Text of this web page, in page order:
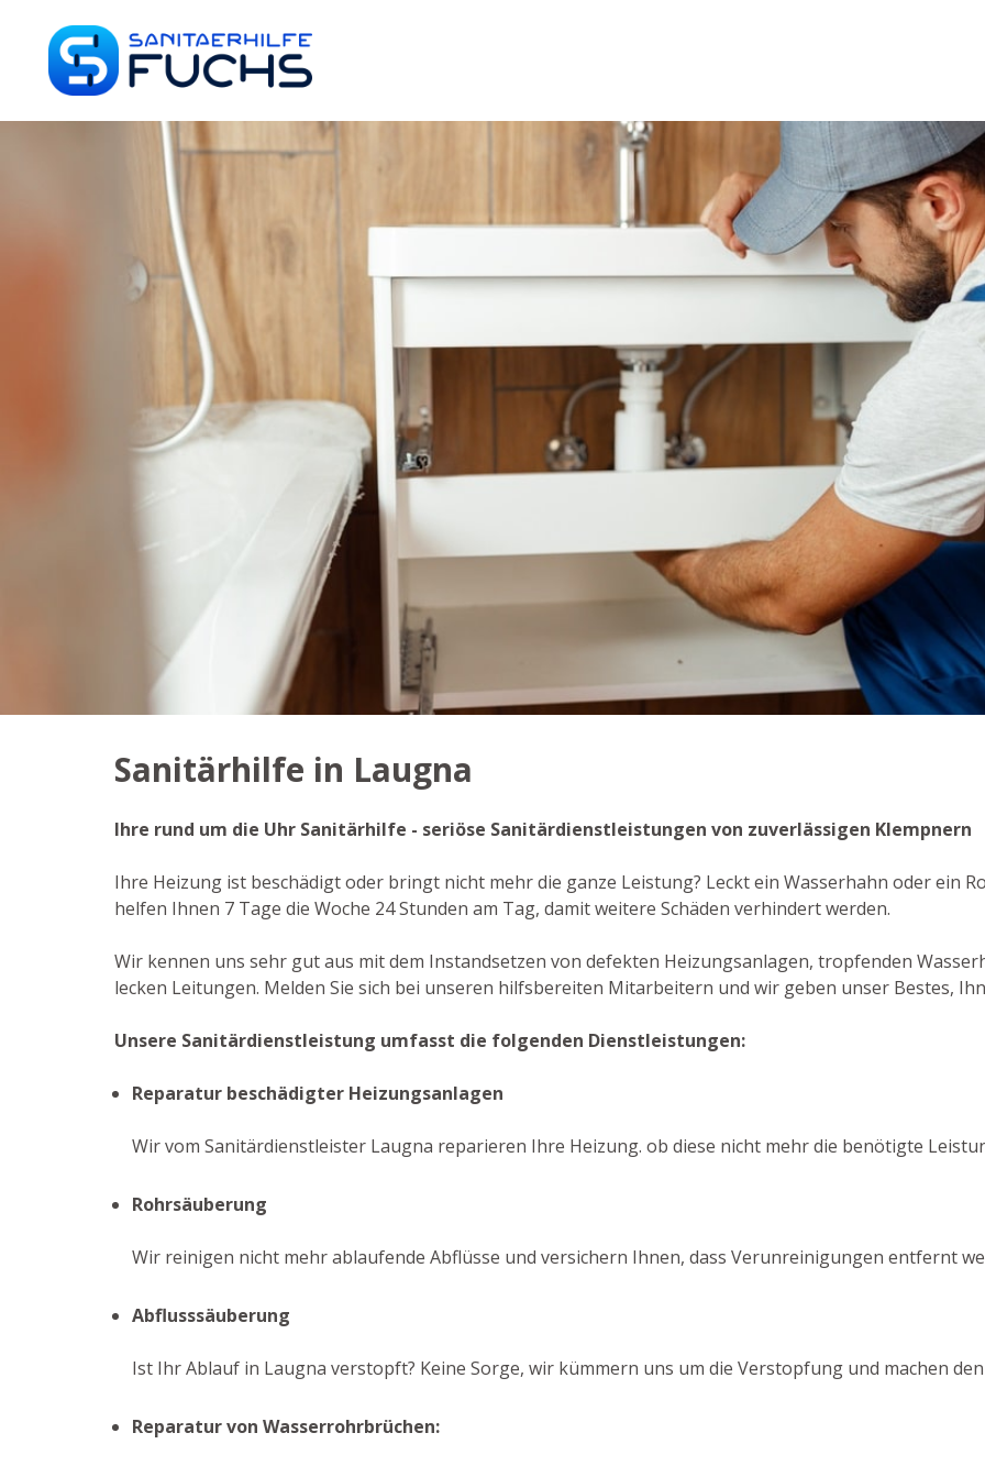
Sanitärhilfe in Laugna
Ihre rund um die Uhr Sanitärhilfe - seriöse Sanitärdienstleistungen von zuverlässigen Klempnern
Ihre Heizung ist beschädigt oder bringt nicht mehr die ganze Leistung? Leckt ein Wasserhahn oder ein
helfen Ihnen 7 Tage die Woche 24 Stunden am Tag, damit weitere Schäden verhindert werden.
Wir kennen uns sehr gut aus mit dem Instandsetzen von defekten Heizungsanlagen, tropfenden
lecken Leitungen. Melden Sie sich bei unseren hilfsbereiten Mitarbeitern und wir geben unser Bestes,
Unsere Sanitärdienstleistung umfasst die folgenden Dienstleistungen:
Reparatur beschädigter Heizungsanlagen
Wir vom Sanitärdienstleister Laugna reparieren Ihre Heizung. ob diese nicht mehr die benötigte
Rohrsäuberung
Wir reinigen nicht mehr ablaufende Abflüsse und versichern Ihnen, dass Verunreinigungen entfernt
Abflusssäuberung
Ist Ihr Ablauf in Laugna verstopft? Keine Sorge, wir kümmern uns um die Verstopfung und machen
Reparatur von Wasserrohrbrüchen: